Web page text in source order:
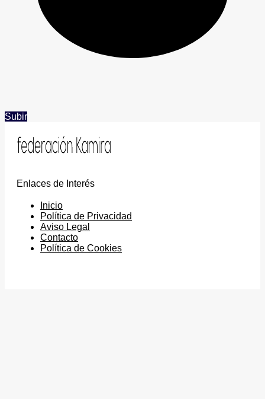
Subir
Enlaces de Interés
Inicio
Política de Privacidad
Aviso Legal
Contacto
Política de Cookies